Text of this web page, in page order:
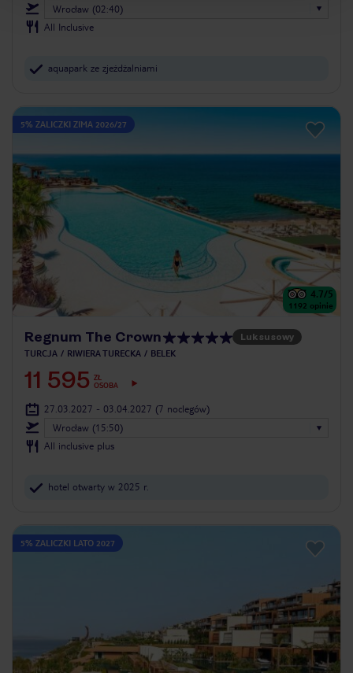
Wrocław (02:40)
All Inclusive
aquapark ze zjeżdżalniami
5% ZALICZKI ZIMA 2026/27
4.7/5
1192 opinie
Regnum The Crown Luksusowy
TURCJA RIWIERA TURECKA BELEK
11 595 ZŁ
OSOBA
27.03.2027 - 03.04.2027 (7 noclegów)
Wrocław (15:50)
All inclusive plus
hotel otwarty w 2025 r.
5% ZALICZKI LATO 2027